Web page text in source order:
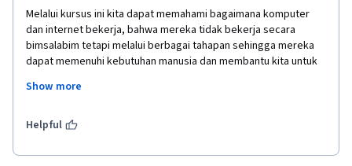
Melalui kursus ini kita dapat memahami bagaimana komputer
dan internet bekerja, bahwa mereka tidak bekerja secara
bimsalabim tetapi melalui berbagai tahapan sehingga mereka
dapat memenuhi kebutuhan manusia dan membantu kita untuk
basic kita jadi dapat menyelesaikan permasalahan teknis dalam
menghapus, dan mengkoneksikan dan mengintegrasikan
Show more
Helpful